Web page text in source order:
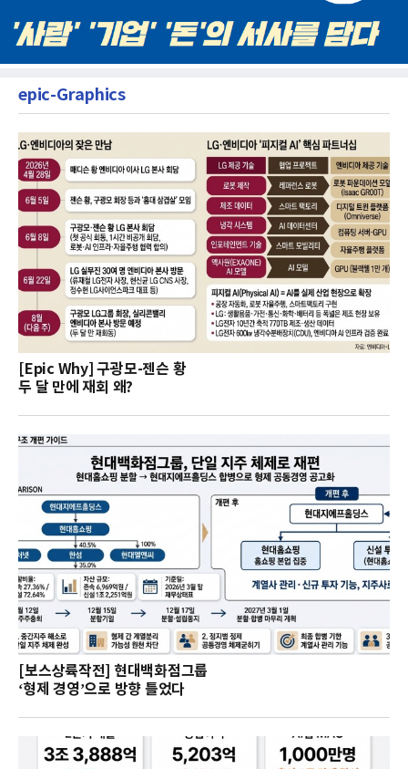
epic-Graphics
[Epic Why] 구광모-젠슨 황
두 달 만에 재회 왜?
[보스상륙작전] 현대백화점그룹
‘형제 경영’으로 방향 틀었다